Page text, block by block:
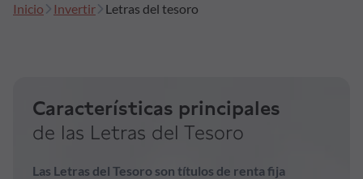
Inicio Invertir Letras del tesoro
Características principales
de las Letras del Tesoro
Las Letras del Tesoro son títulos de renta fija